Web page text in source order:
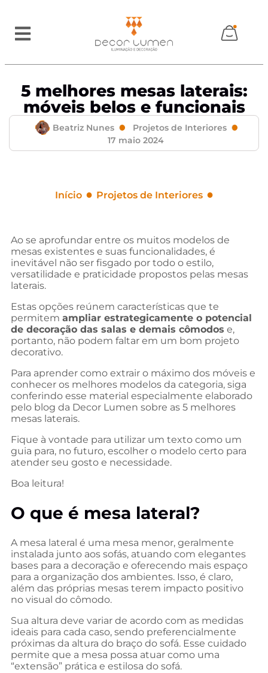
5 melhores mesas laterais:
móveis belos e funcionais
Beatriz Nunes
Projetos de Interiores
17 maio 2024
Início● Projetos de Interiores●
Ao se aprofundar entre os muitos modelos de
mesas existentes e suas funcionalidades, é
inevitável não ser fisgado por todo o estilo,
versatilidade e praticidade propostos pelas mesas
laterais.
Estas opções reúnem características que te
permitem ampliar estrategicamente o potencial
de decoração das salas e demais cômodos e,
portanto, não podem faltar em um bom projeto
decorativo.
Para aprender como extrair o máximo dos móveis e
conhecer os melhores modelos da categoria, siga
conferindo esse material especialmente elaborado
pelo blog da Decor Lumen sobre as 5 melhores
mesas laterais.
Fique à vontade para utilizar um texto como um
guia para, no futuro, escolher o modelo certo para
atender seu gosto e necessidade.
Boa leitura!
O que é mesa lateral?
A mesa lateral é uma mesa menor, geralmente
instalada junto aos sofás, atuando com elegantes
bases para a decoração e oferecendo mais espaço
para a organização dos ambientes. Isso, é claro,
além das próprias mesas terem impacto positivo
no visual do cômodo.
Sua altura deve variar de acordo com as medidas
ideais para cada caso, sendo preferencialmente
próximas da altura do braço do sofá. Esse cuidado
permite que a mesa possa atuar como uma
“extensão” prática e estilosa do sofá.